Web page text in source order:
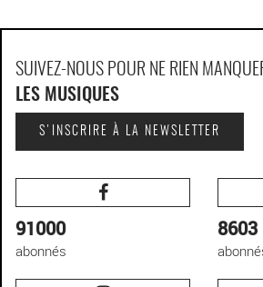
SUIVEZ-NOUS POUR NE RIEN
LES MUSIQUES
S'INSCRIRE À LA NEWSLETTER
91000
abonnés
8603